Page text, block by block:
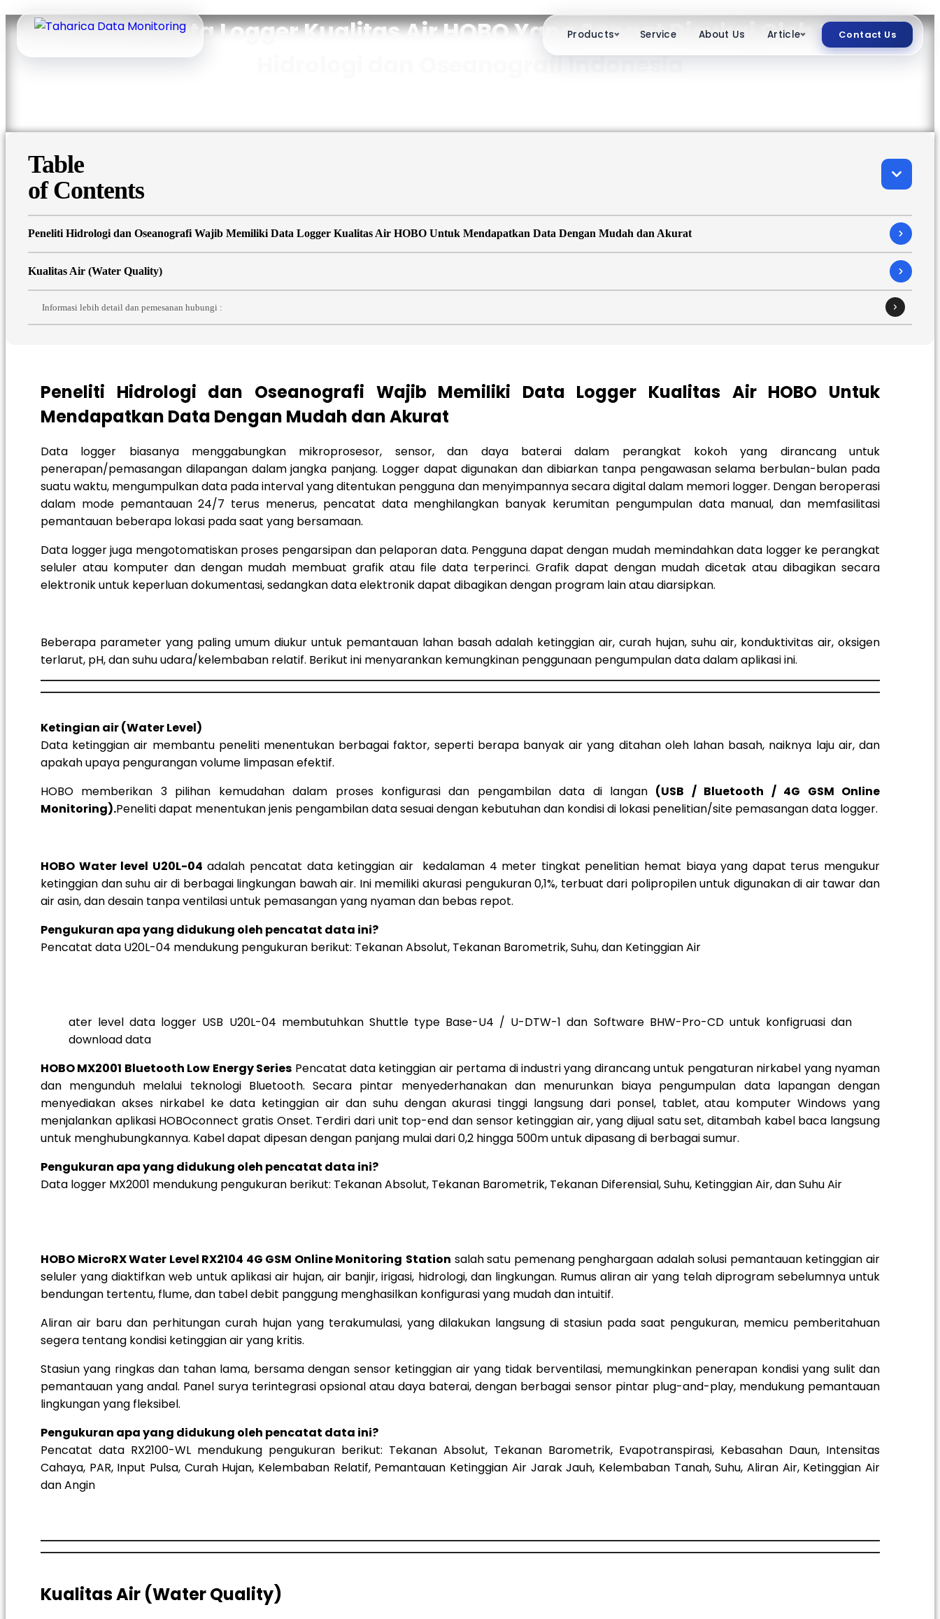
Products Service About Us Article Contact Us
Mengenal Data Logger Kualitas Air HOBO Yang Sangat Disukai Oleh Peneliti
Hidrologi dan Oseanografi Indonesia
Table
of Contents
Peneliti Hidrologi dan Oseanografi Wajib Memiliki Data Logger Kualitas Air HOBO Untuk Mendapatkan Data Dengan Mudah dan Akurat
Kualitas Air (Water Quality)
Informasi lebih detail dan pemesanan hubungi :
Peneliti Hidrologi dan Oseanografi Wajib Memiliki Data Logger Kualitas Air HOBO Untuk
Mendapatkan Data Dengan Mudah dan Akurat
Data logger biasanya menggabungkan mikroprosesor, sensor, dan daya baterai dalam perangkat kokoh yang dirancang untuk
penerapan/pemasangan dilapangan dalam jangka panjang. Logger dapat digunakan dan dibiarkan tanpa pengawasan selama berbulan-bulan pada
suatu waktu, mengumpulkan data pada interval yang ditentukan pengguna dan menyimpannya secara digital dalam memori logger. Dengan beroperasi
dalam mode pemantauan 24/7 terus menerus, pencatat data menghilangkan banyak kerumitan pengumpulan data manual, dan memfasilitasi
pemantauan beberapa lokasi pada saat yang bersamaan.
Data logger juga mengotomatiskan proses pengarsipan dan pelaporan data. Pengguna dapat dengan mudah memindahkan data logger ke perangkat
seluler atau komputer dan dengan mudah membuat grafik atau file data terperinci. Grafik dapat dengan mudah dicetak atau dibagikan secara
elektronik untuk keperluan dokumentasi, sedangkan data elektronik dapat dibagikan dengan program lain atau diarsipkan.
Beberapa parameter yang paling umum diukur untuk pemantauan lahan basah adalah ketinggian air, curah hujan, suhu air, konduktivitas air, oksigen
terlarut, pH, dan suhu udara/kelembaban relatif. Berikut ini menyarankan kemungkinan penggunaan pengumpulan data dalam aplikasi ini.
Ketingian air (Water Level)
Data ketinggian air membantu peneliti menentukan berbagai faktor, seperti berapa banyak air yang ditahan oleh lahan basah, naiknya laju air, dan
apakah upaya pengurangan volume limpasan efektif.
HOBO memberikan 3 pilihan kemudahan dalam proses konfigurasi dan pengambilan data di langan (USB / Bluetooth / 4G GSM Online
Monitoring).Peneliti dapat menentukan jenis pengambilan data sesuai dengan kebutuhan dan kondisi di lokasi penelitian/site pemasangan data logger.
HOBO Water level U20L-04 adalah pencatat data ketinggian air kedalaman 4 meter tingkat penelitian hemat biaya yang dapat terus mengukur
ketinggian dan suhu air di berbagai lingkungan bawah air. Ini memiliki akurasi pengukuran 0,1%, terbuat dari polipropilen untuk digunakan di air tawar dan
air asin, dan desain tanpa ventilasi untuk pemasangan yang nyaman dan bebas repot.
Pengukuran apa yang didukung oleh pencatat data ini?
Pencatat data U20L-04 mendukung pengukuran berikut: Tekanan Absolut, Tekanan Barometrik, Suhu, dan Ketinggian Air
ater level data logger USB U20L-04 membutuhkan Shuttle type Base-U4 / U-DTW-1 dan Software BHW-Pro-CD untuk konfigruasi dan
download data
HOBO MX2001 Bluetooth Low Energy Series Pencatat data ketinggian air pertama di industri yang dirancang untuk pengaturan nirkabel yang nyaman
dan mengunduh melalui teknologi Bluetooth. Secara pintar menyederhanakan dan menurunkan biaya pengumpulan data lapangan dengan
menyediakan akses nirkabel ke data ketinggian air dan suhu dengan akurasi tinggi langsung dari ponsel, tablet, atau komputer Windows yang
menjalankan aplikasi HOBOconnect gratis Onset. Terdiri dari unit top-end dan sensor ketinggian air, yang dijual satu set, ditambah kabel baca langsung
untuk menghubungkannya. Kabel dapat dipesan dengan panjang mulai dari 0,2 hingga 500m untuk dipasang di berbagai sumur.
Pengukuran apa yang didukung oleh pencatat data ini?
Data logger MX2001 mendukung pengukuran berikut: Tekanan Absolut, Tekanan Barometrik, Tekanan Diferensial, Suhu, Ketinggian Air, dan Suhu Air
HOBO MicroRX Water Level RX2104 4G GSM Online Monitoring Station salah satu pemenang penghargaan adalah solusi pemantauan ketinggian air
seluler yang diaktifkan web untuk aplikasi air hujan, air banjir, irigasi, hidrologi, dan lingkungan. Rumus aliran air yang telah diprogram sebelumnya untuk
bendungan tertentu, flume, dan tabel debit panggung menghasilkan konfigurasi yang mudah dan intuitif.
Aliran air baru dan perhitungan curah hujan yang terakumulasi, yang dilakukan langsung di stasiun pada saat pengukuran, memicu pemberitahuan
segera tentang kondisi ketinggian air yang kritis.
Stasiun yang ringkas dan tahan lama, bersama dengan sensor ketinggian air yang tidak berventilasi, memungkinkan penerapan kondisi yang sulit dan
pemantauan yang andal. Panel surya terintegrasi opsional atau daya baterai, dengan berbagai sensor pintar plug-and-play, mendukung pemantauan
lingkungan yang fleksibel.
Pengukuran apa yang didukung oleh pencatat data ini?
Pencatat data RX2100-WL mendukung pengukuran berikut: Tekanan Absolut, Tekanan Barometrik, Evapotranspirasi, Kebasahan Daun, Intensitas
Cahaya, PAR, Input Pulsa, Curah Hujan, Kelembaban Relatif, Pemantauan Ketinggian Air Jarak Jauh, Kelembaban Tanah, Suhu, Aliran Air, Ketinggian Air
dan Angin
Kualitas Air (Water Quality)